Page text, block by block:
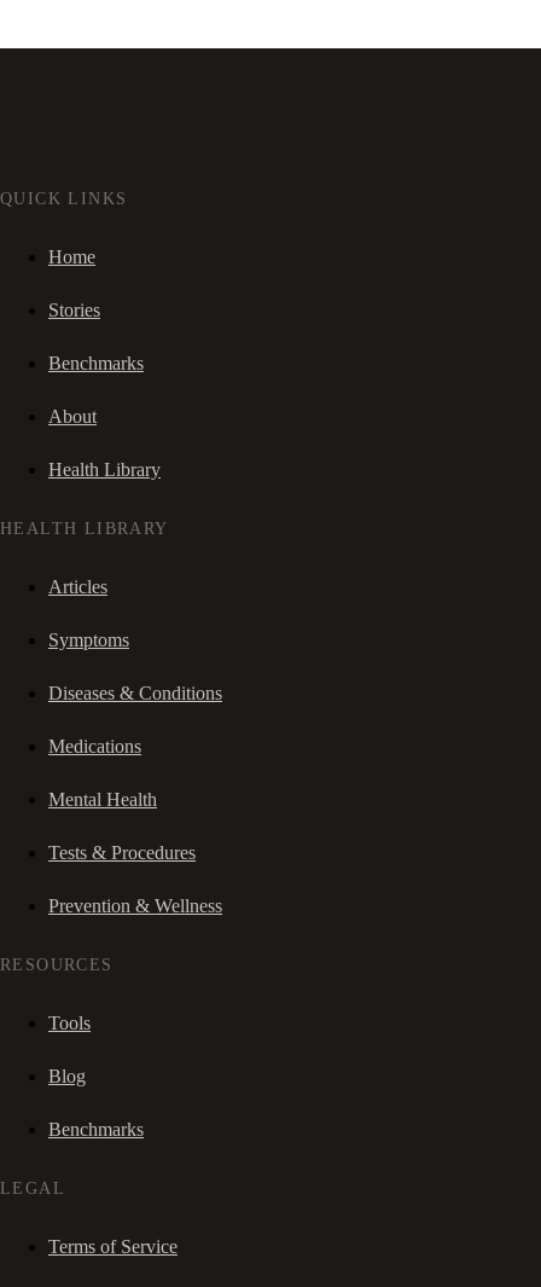
QUICK LINKS
Home
Stories
Benchmarks
About
Health Library
HEALTH LIBRARY
Articles
Symptoms
Diseases & Conditions
Medications
Mental Health
Tests & Procedures
Prevention & Wellness
RESOURCES
Tools
Blog
Benchmarks
LEGAL
Terms of Service